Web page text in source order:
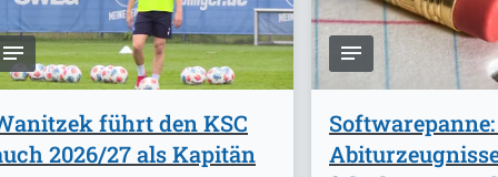
führt den KSC
2026/27 als Kapitän
Softwarepanne: